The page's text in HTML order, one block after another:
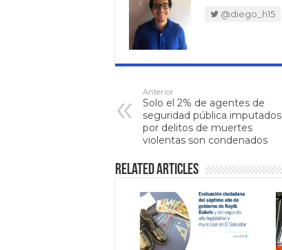
@diego_h15
Anterior
Solo el 2% de agentes de
seguridad pública imputados
por delitos de muertes
violentas son condenados
Related Articles